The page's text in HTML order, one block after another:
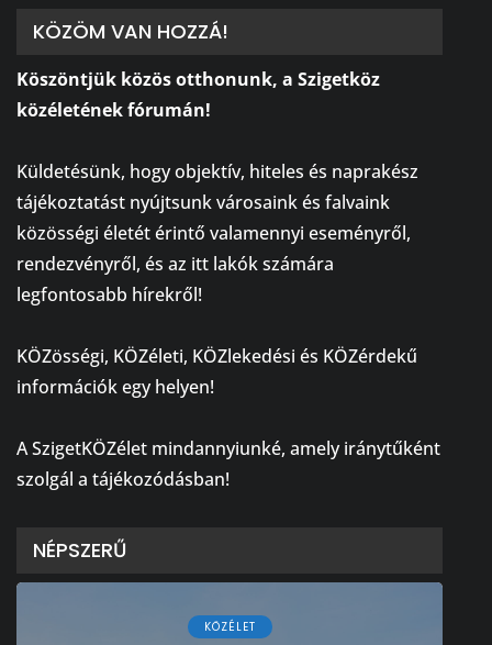
KÖZÖM VAN HOZZÁ!
Köszöntjük közös otthonunk, a Szigetköz
közéletének fórumán!
Küldetésünk, hogy objektív, hiteles és naprakész
tájékoztatást nyújtsunk városaink és falvaink
közösségi életét érintő valamennyi eseményről,
rendezvényről, és az itt lakók számára
legfontosabb hírekről!
KÖZösségi, KÖZéleti, KÖZlekedési és KÖZérdekű
információk egy helyen!
A SzigetKÖZélet mindannyiunké, amely iránytűként
szolgál a tájékozódásban!
NÉPSZERŰ
KÖZÉLET